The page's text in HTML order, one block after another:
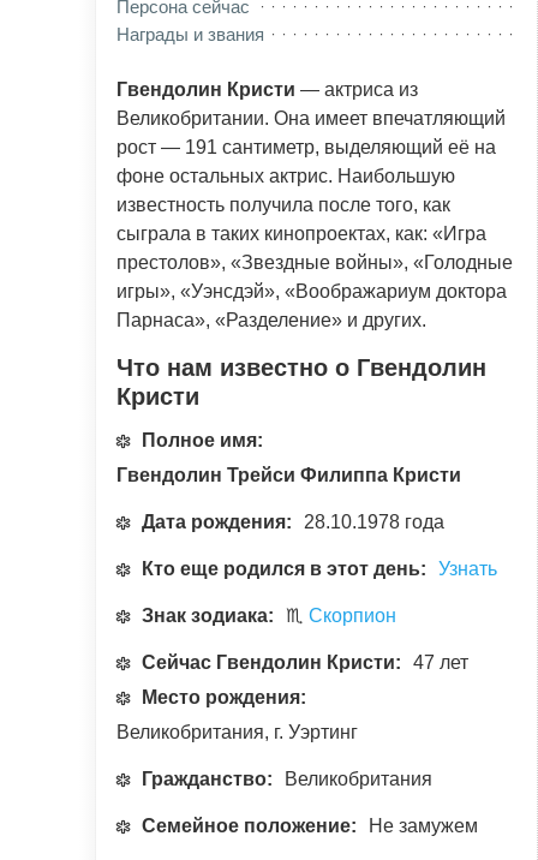
Персона сейчас
Награды и звания
Гвендолин Кристи — актриса из
Великобритании. Она имеет впечатляющий
рост — 191 сантиметр, выделяющий её на
фоне остальных актрис. Наибольшую
известность получила после того, как
сыграла в таких кинопроектах, как: «Игра
престолов», «Звездные войны», «Голодные
игры», «Уэнсдэй», «Воображариум доктора
Парнаса», «Разделение» и других.
Что нам известно о Гвендолин
Кристи
Полное имя:
Гвендолин Трейси Филиппа Кристи
Дата рождения: 28.10.1978 года
Кто еще родился в этот день: Узнать
Знак зодиака: ♏ Скорпион
Сейчас Гвендолин Кристи:
47 лет
Место рождения:
Великобритания, г. Уэртинг
Гражданство: Великобритания
Семейное положение: Не замужем